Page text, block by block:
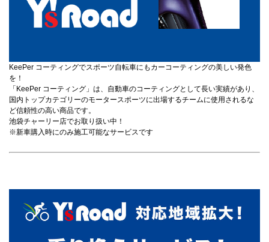
KeePer コーティングでスポーツ自転車にもカーコーティングの美しい発色
を！
「KeePer コーティング」は、自動車のコーティングとして長い実績があり、
国内トップカテゴリーのモータースポーツに出場するチームに使用されるな
ど信頼性の高い商品です。
池袋チャーリー店でお取り扱い中！
※新車購入時にのみ施工可能なサービスです